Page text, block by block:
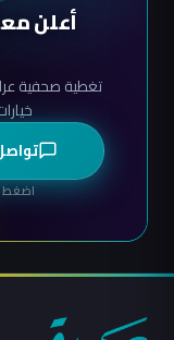
أعلن
تغطية صحفية
تواصل
اضغط